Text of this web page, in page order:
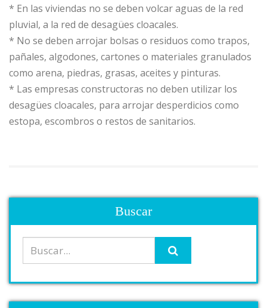
* En las viviendas no se deben volcar aguas de la red
pluvial, a la red de desagües cloacales.
* No se deben arrojar bolsas o residuos como trapos,
pañales, algodones, cartones o materiales granulados
como arena, piedras, grasas, aceites y pinturas.
* Las empresas constructoras no deben utilizar los
desagües cloacales, para arrojar desperdicios como
estopa, escombros o restos de sanitarios.
Buscar